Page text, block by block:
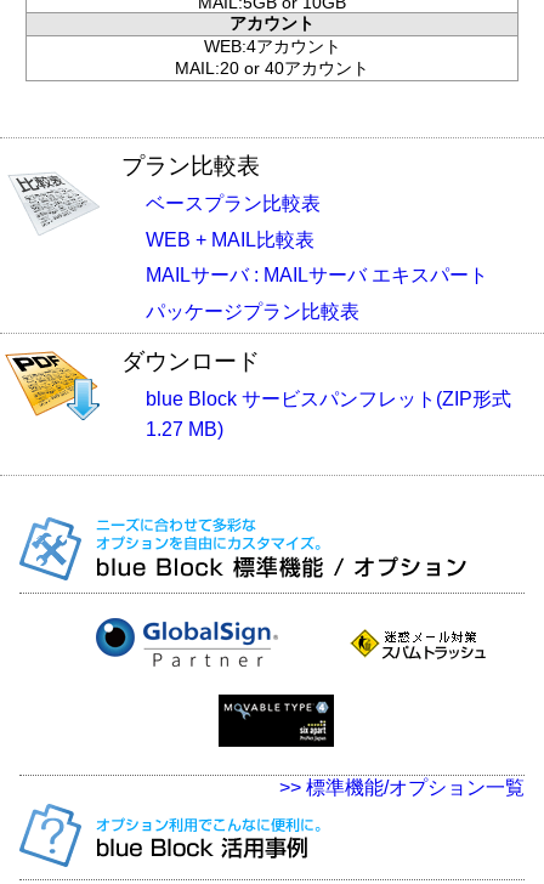
アカウント
WEB:4アカウント
MAIL:20 or 40アカウント
プラン比較表
ベースプラン比較表
WEB + MAIL比較表
MAILサーバ : MAILサーバ エキスパート
パッケージプラン比較表
ダウンロード
blue Block サービスパンフレット(ZIP形式
1.27 MB)
>> 標準機能/オプション一覧